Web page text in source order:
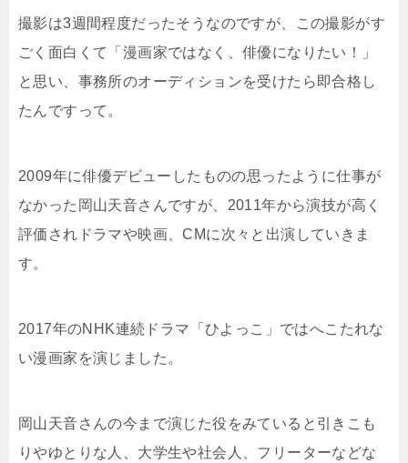
撮影は3週間程度だったそうなのですが、この撮影がす
ごく面白くて「漫画家ではなく、俳優になりたい！」
と思い、事務所のオーディションを受けたら即合格し
たんですって。
2009年に俳優デビューしたものの思ったように仕事が
なかった岡山天音さんですが、2011年から演技が高く
評価されドラマや映画、CMに次々と出演していきま
す。
2017年のNHK連続ドラマ「ひよっこ」ではへこたれな
い漫画家を演じました。
岡山天音さんの今まで演じた役をみていると引きこも
りやゆとりな人、大学生や社会人、フリーターなどな